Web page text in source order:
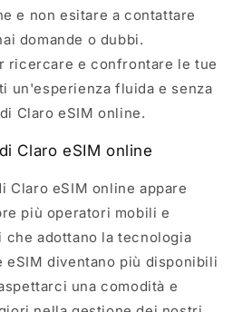
e non esitare a contattare
domande o dubbi.
ricercare e confrontare le tue
un'esperienza fluida e senza
Claro eSIM online.
Claro eSIM online
eSIM online appare
più operatori mobili e
adottano la tecnologia
eSIM diventano più disponibili
una comodità e